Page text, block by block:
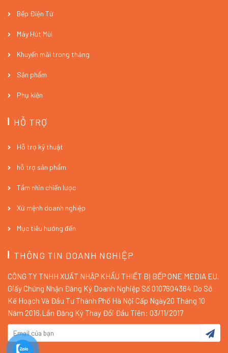
Bếp Điện Từ
Máy Hút Mùi
Khuyến mãi trong tháng
Sản phẩm
Phụ kiện
HỖ TRỢ
Hỗ trợ kỹ thuật
hỗ trợ sản phẩm
Tầm nhìn chiến lược
Xứ mệnh doanh nghiệp
Mục tiêu hướng đến
THÔNG TIN DOANH NGHIỆP
CÔNG TY TNHH XUẤT NHẬP KHẨU THIẾT BỊ BẾP ONE MEDIA EU.
Giấy Chứng Nhận Đăng Ký Doanh Nghiệp Số 0107604364 Do Sở
Kế Hoạch Và Đầu Tư Thành Phố Hà Nội Cấp Ngày20 Tháng 10
Năm 2016,Lần Đăng Ký Thay Đổi Đầu Tiên: 03/11/2017